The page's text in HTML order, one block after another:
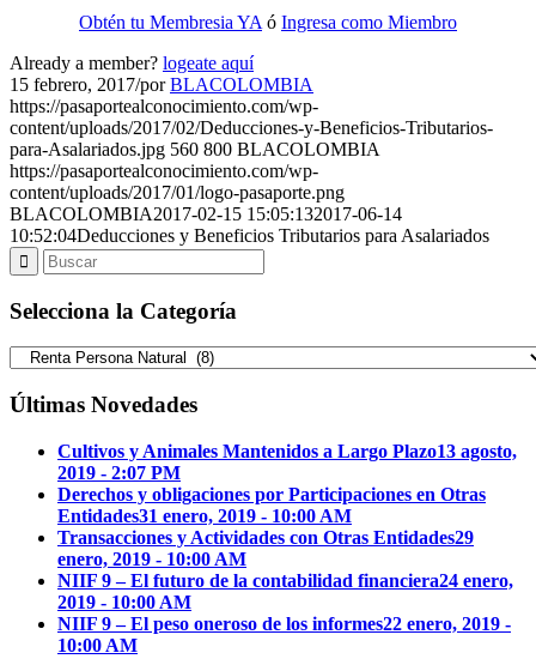
Obtén tu Membresia YA ó Ingresa como Miembro
Already a member? logeate aquí
15 febrero, 2017/porBLACOLOMBIA
https://pasaportealconocimiento.com/wp-
content/uploads/2017/02/Deducciones-y-Beneficios-Tributarios-
para-Asalariados.jpg 560 800 BLACOLOMBIA
https://pasaportealconocimiento.com/wp-
content/uploads/2017/01/logo-pasaporte.png
BLACOLOMBIA2017-02-15 15:05:132017-06-14
10:52:04Deducciones y Beneficios Tributarios para Asalariados
Selecciona la Categoría
Selecciona
Categoría
Últimas Novedades
Cultivos y Animales Mantenidos a Largo Plazo13 agosto,
2019 - 2:07 PM
Derechos y obligaciones por Participaciones en Otras
Entidades31 enero, 2019 - 10:00 AM
Transacciones y Actividades con Otras Entidades29
enero, 2019 - 10:00 AM
NIIF 9 – El futuro de la contabilidad financiera24 enero,
2019 - 10:00 AM
NIIF 9 – El peso oneroso de los informes22 enero, 2019 -
10:00 AM